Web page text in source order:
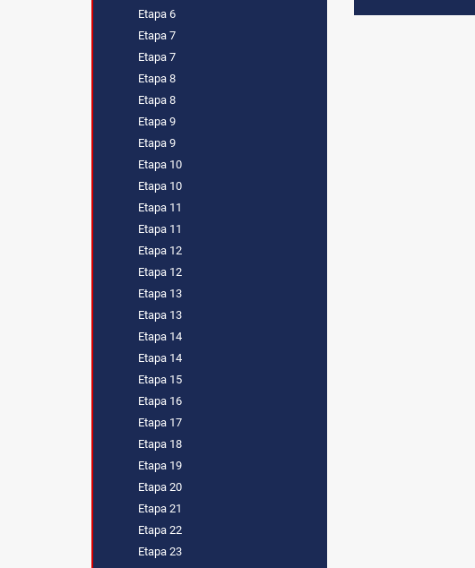
Etapa 6
Etapa 7
Etapa 7
Etapa 8
Etapa 8
Etapa 9
Etapa 9
Etapa 10
Etapa 10
Etapa 11
Etapa 11
Etapa 12
Etapa 12
Etapa 13
Etapa 13
Etapa 14
Etapa 14
Etapa 15
Etapa 16
Etapa 17
Etapa 18
Etapa 19
Etapa 20
Etapa 21
Etapa 22
Etapa 23